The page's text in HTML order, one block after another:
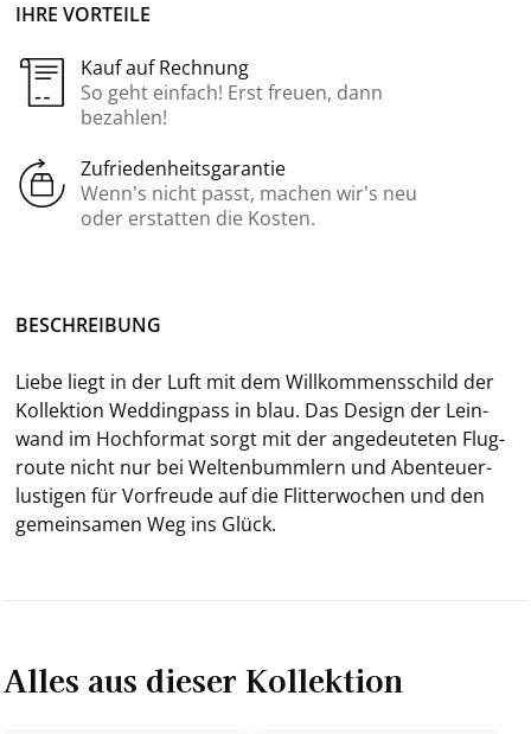
IHRE VORTEILE
Kauf auf Rechnung
So geht einfach! Erst freuen, dann
bezahlen!
Zufriedenheitsgarantie
Wenn’s nicht passt, machen wir’s neu
oder erstatten die Kosten.
BE­SCHREI­BUNG
Liebe liegt in der Luft mit dem Will­kom­mens­schild der
Kol­lek­ti­on Wed­ding­pass in blau. Das De­sign der Lein­
wand im Hoch­for­mat sorgt mit der an­ge­deu­te­ten Flug­
rou­te nicht nur bei Wel­ten­bumm­lern und Aben­teu­er­
lus­ti­gen für Vor­freu­de auf die Flit­ter­wo­chen und den
ge­mein­sa­men Weg ins Glück.
Alles aus dieser Kollektion